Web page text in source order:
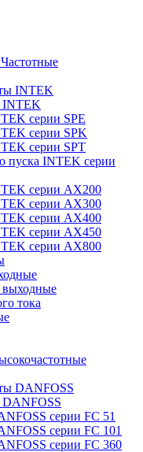
Частотные
INTEK
серии SPE
серии SPK
серии SPT
пуска INTEK серии
серии AX200
серии AX300
серии AX400
серии AX450
серии AX800
выходные
тока
DANFOSS
серии FC 51
серии FC 101
серии FC 360